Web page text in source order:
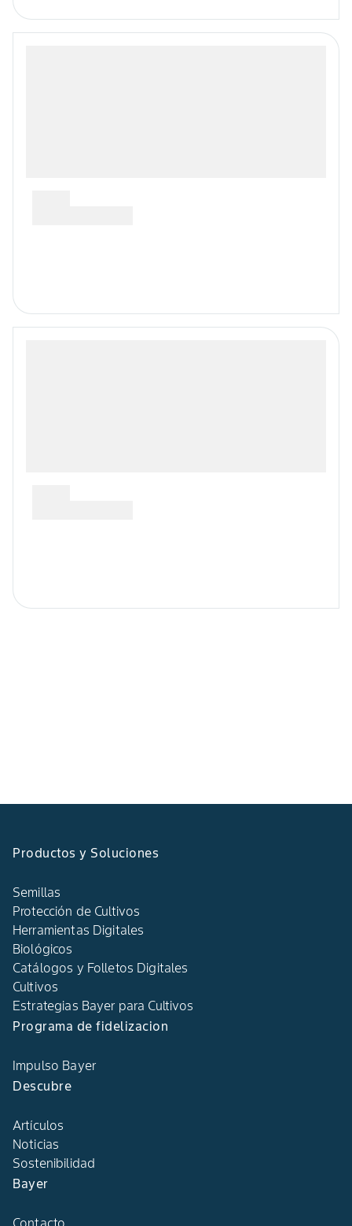
Productos y Soluciones
Semillas
Protección de Cultivos
Herramientas Digitales
Biológicos
Catálogos y Folletos Digitales
Cultivos
Estrategias Bayer para Cultivos
Programa de fidelizacion
Impulso Bayer
Descubre
Artículos
Noticias
Sostenibilidad
Bayer
Contacto